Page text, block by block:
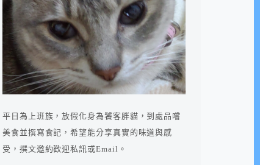
平日為上班族，放假化身為饕客胖貓，到處品嚐
美食並撰寫食記，希望能分享真實的味道與感
受，撰文邀約歡迎私訊或Email。